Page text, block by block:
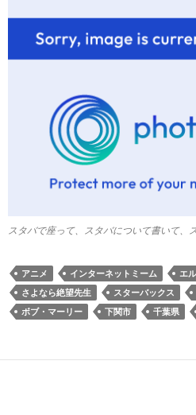
スタバで座って、スタバについて書いて、
アニメ インターネットミーム エ
さよなら絶望先生
スターバックス
ボブ・マーリー
下関市 千葉県